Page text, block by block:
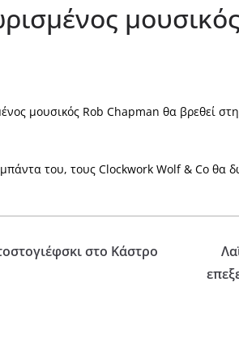
μουσικός Rob Chapman θα βρεθεί
του, τους Clockwork Wolf & Co
στο Κάστρο